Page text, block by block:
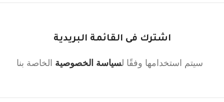
اشترك فى القائمة البريدية
سيتم استخدامها وفقًا لسياسة الخصوصية الخاصة بنا